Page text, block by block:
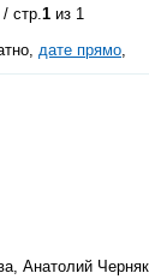
стр. 1из 1
дате прямо
Анатолий